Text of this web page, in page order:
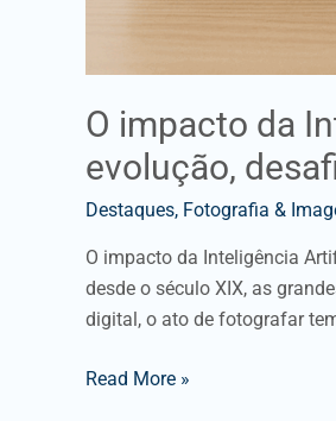
O impacto da
evolução,
Destaques, Fotografia &
O impacto da Inteligência
desde o século XIX, as
digital, o ato de fotografar
Read More »